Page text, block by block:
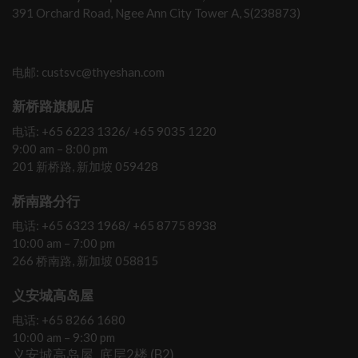
391 Orchard Road, Ngee Ann City Tower A, S(238873)
电邮: custsvc@thyeshan.com
新桥路旗舰店
电话: +65 6223 1326/ +65 9035 1220
9:00 am – 8:00 pm
201 新桥路, 新加坡 059428
桥南路分行
电话: +65 6323 1968/ +65 8775 8938
10:00 am – 7:00 pm
266 桥南路, 新加坡 058815
义安城高岛屋
电话: +65 8266 1680
10:00 am – 9:30 pm
义安城高岛屋, 底层2楼 (B2)